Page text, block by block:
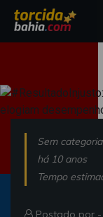
Sem categoria
há 10 anos
Tempo
Postado por -